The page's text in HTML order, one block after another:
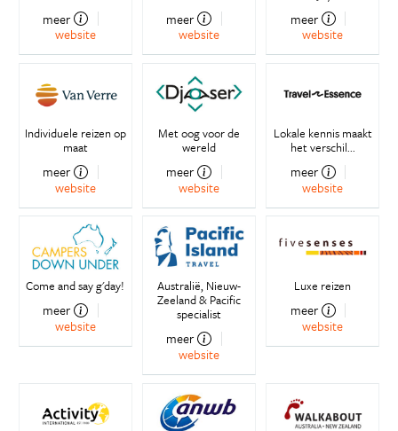
meer
website
meer
website
meer
website
Individuele reizen op
maat
meer
website
Met oog voor de
wereld
meer
website
Lokale kennis maakt
het verschil...
meer
website
Come and say g'day!
meer
website
Australië, Nieuw-
Zeeland & Pacific
specialist
meer
website
Luxe reizen
meer
website